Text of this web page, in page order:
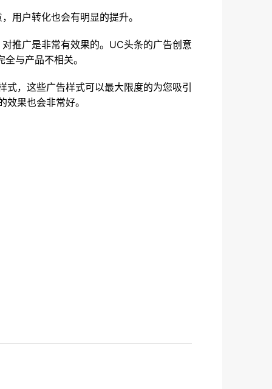
用户转化也会有明显的提升。
广是非常有效果的。UC头条的广告创意
与产品不相关。
，这些广告样式可以最大限度的为您吸引
果也会非常好。